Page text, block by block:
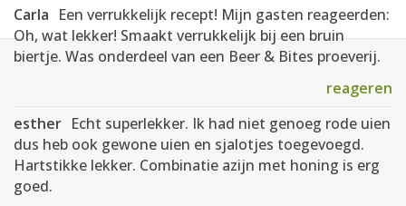
Carla Een verrukkelijk recept! Mijn gasten reageerden:
Oh, wat lekker! Smaakt verrukkelijk bij een bruin
biertje. Was onderdeel van een Beer & Bites proeverij.
reageren
esther Echt superlekker. Ik had niet genoeg rode uien
dus heb ook gewone uien en sjalotjes toegevoegd.
Hartstikke lekker. Combinatie azijn met honing is erg
goed.